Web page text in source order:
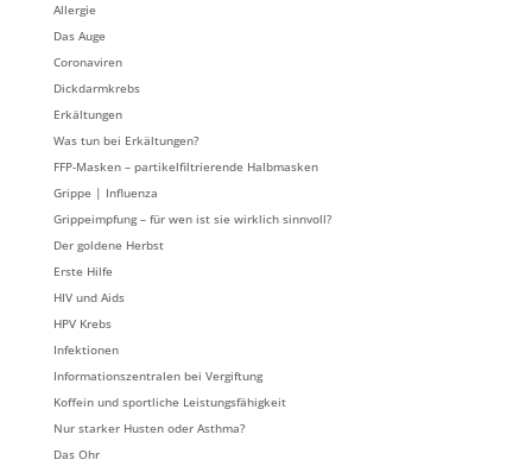
Allergie
Das Auge
Coronaviren
Dickdarmkrebs
Erkältungen
Was tun bei Erkältungen?
FFP-Masken – partikelfiltrierende Halbmasken
Grippe | Influenza
Grippeimpfung – für wen ist sie wirklich sinnvoll?
Der goldene Herbst
Erste Hilfe
HIV und Aids
HPV Krebs
Infektionen
Informationszentralen bei Vergiftung
Koffein und sportliche Leistungsfähigkeit
Nur starker Husten oder Asthma?
Das Ohr